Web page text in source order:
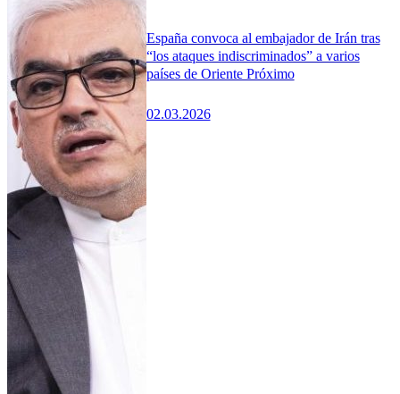
España convoca al embajador de Irán tras
“los ataques indiscriminados” a varios
países de Oriente Próximo
02.03.2026